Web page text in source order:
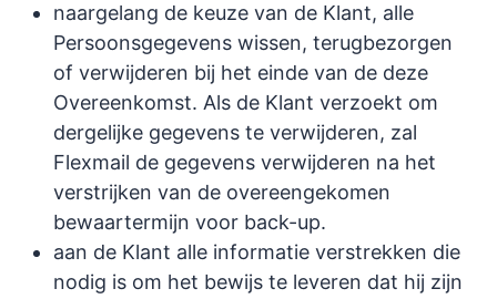
naargelang de keuze van de Klant, alle
Persoonsgegevens wissen, terugbezorgen
of verwijderen bij het einde van de deze
Overeenkomst. Als de Klant verzoekt om
dergelijke gegevens te verwijderen, zal
Flexmail de gegevens verwijderen na het
verstrijken van de overeengekomen
bewaartermijn voor back-up.
aan de Klant alle informatie verstrekken die
nodig is om het bewijs te leveren dat hij zijn